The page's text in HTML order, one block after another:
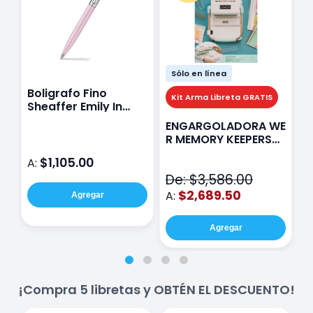
Boligrafo Fino
Sheaffer Emily In
A: $1,105.00
Agregar
Sólo en línea
Kit Arma Libreta GRATIS
ENGARGOLADORA WE
R MEMORY KEEPERS
De: $3,586.00
A: $2,689.50
Agregar
¡Compra 5 libretas y OBTÉN EL DESCUENTO!